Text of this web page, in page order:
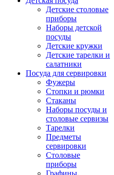
Детские столовые
приборы
Наборы детской
посуды
Детские кружки
Детские тарелки и
салатники
Посуда для сервировки
Фужеры
Стопки и рюмки
Стаканы
Наборы посуды и
столовые сервизы
Тарелки
Предметы
сервировки
Столовые
приборы
Графины,